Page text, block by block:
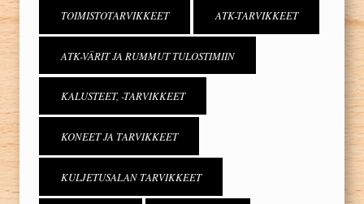
TOIMISTOTARVIKKEET ATK-TARVIKKEET
ATK-VÄRIT JA RUMMUT TULOSTIMIIN
KALUSTEET, -TARVIKKEET
KONEET JA TARVIKKEET
KULJETUSALAN TARVIKKEET